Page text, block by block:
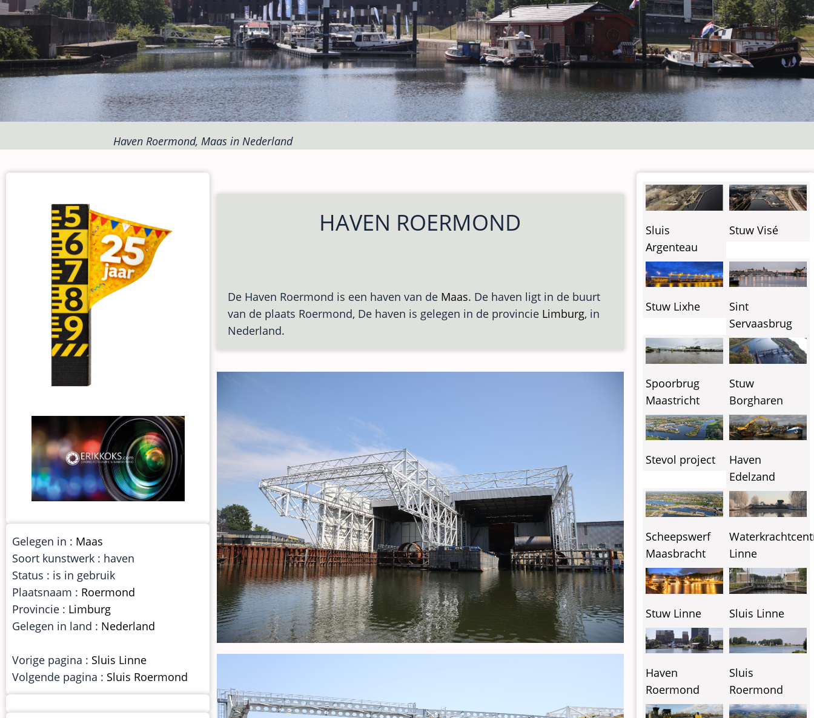
Haven Roermond, Maas in Nederland
HAVEN ROERMOND
De Haven Roermond is een haven van de Maas. De haven ligt in de buurt
van de plaats Roermond, De haven is gelegen in de provincie Limburg, in
Nederland.
Gelegen in : Maas
Soort kunstwerk : haven
Status : is in gebruik
Plaatsnaam : Roermond
Provincie : Limburg
Gelegen in land : Nederland
Vorige pagina : Sluis Linne
Volgende pagina : Sluis Roermond
Sluis
Argenteau
Stuw Visé
Stuw Lixhe
Sint
Servaasbrug
Spoorbrug
Maastricht
Stuw
Borgharen
Stevol project
Haven
Edelzand
Scheepswerf
Maasbracht
Linne
Stuw Linne Sluis Linne
Haven
Roermond
Sluis
Roermond